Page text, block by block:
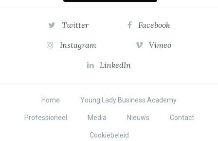
Twitter Facebook
Instagram Vimeo
LinkedIn
Home Young Lady Business Academy
Professioneel Media Nieuws Contact
Cookiebeleid